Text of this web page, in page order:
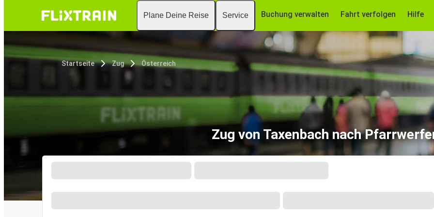
Plane Deine Reise Service Buchung verwalten Fahrt verfolgen Hilfe
Startseite Zug Österreich
Zug von Taxenbach nach